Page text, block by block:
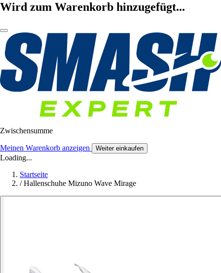
Wird zum Warenkorb hinzugefügt...
Zwischensumme
Meinen Warenkorb anzeigen Weiter einkaufen
Loading...
Startseite
/ Hallenschuhe Mizuno Wave Mirage